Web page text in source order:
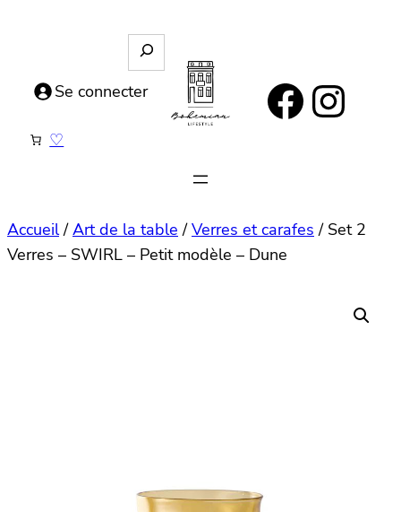
https://www.facebook.com/bohemianlifestyle.be Instagram
e
c
e
Se connecter
♡
Accueil/Art de la table /Verres et carafes / Set 2
Verres – SWIRL – Petit modèle – Dune